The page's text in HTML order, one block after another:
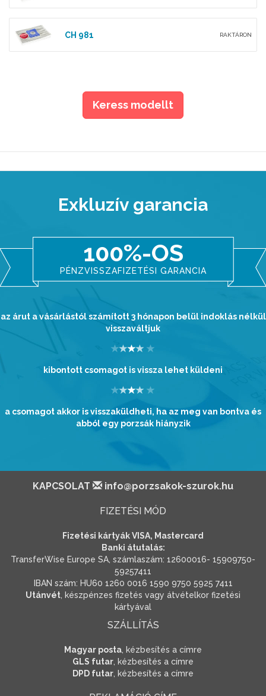
CH 981 RAKTÁRON
Keress modellt
Exkluzív garancia
100%-OS
PÉNZVISSZAFIZETÉSI GARANCIA
az árut a vásárlástól számított 3 hónapon belül indoklás nélkül
visszaváltjuk
kibontott csomagot is vissza lehet küldeni
a csomagot akkor is visszaküldheti, ha az meg van bontva és
abból egy porzsák hiányzik
KAPCSOLAT info@porzsakok-szurok.hu
FIZETÉSI MÓD
Fizetési kártyák VISA, Mastercard
Banki átutalás:
TransferWise Europe SA, számlaszám: 12600016- 15909750-
59257411
IBAN szám: HU60 1260 0016 1590 9750 5925 7411
Utánvét, készpénzes fizetés vagy átvételkor fizetési
kártyával
SZÁLLÍTÁS
Magyar posta, kézbesítés a címre
GLS futar, kézbesítés a címre
DPD futar, kézbesítés a címre